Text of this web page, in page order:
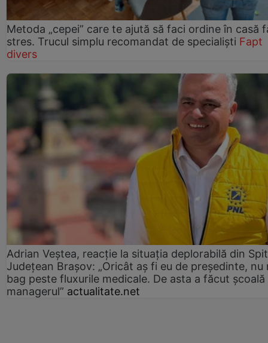
Metoda „cepei” care te ajută să faci ordine în casă
stres. Trucul simplu recomandat de specialiști Fapt
divers
Adrian Veștea, reacție la situația deplorabilă din
Județean Brașov: „Oricât aș fi eu de președinte, nu
bag peste fluxurile medicale. De asta a făcut școală
managerul” actualitate.net